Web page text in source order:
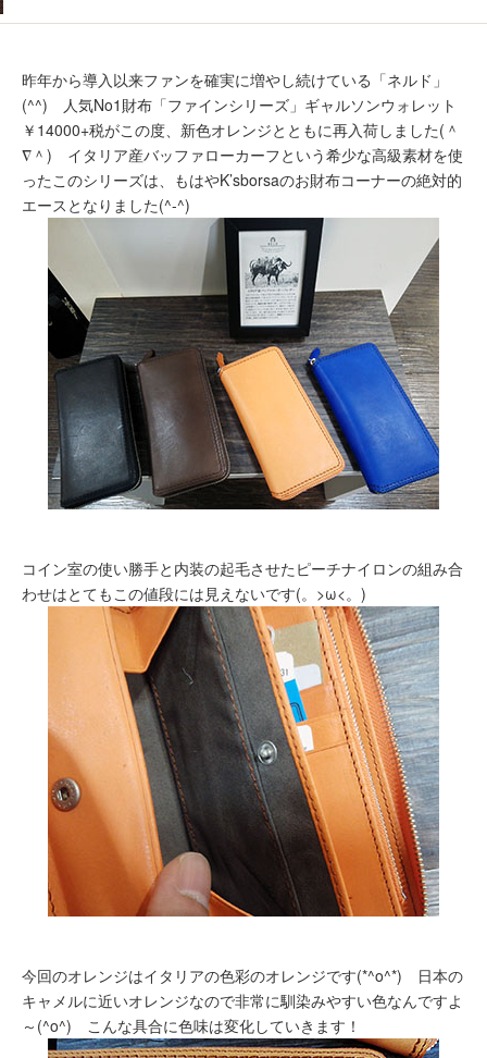
昨年から導入以来ファンを確実に増やし続けている「ネルド」
(^^) 人気No1財布「ファインシリーズ」ギャルソンウォレット
￥14000+税がこの度、新色オレンジとともに再入荷しました(＾
∇＾) イタリア産バッファローカーフという希少な高級素材を使
ったこのシリーズは、もはやK’sborsaのお財布コーナーの絶対的
エースとなりました(^-^)
コイン室の使い勝手と内装の起毛させたピーチナイロンの組み合
わせはとてもこの値段には見えないです(。>ω<。)
今回のオレンジはイタリアの色彩のオレンジです(*^o^*) 日本の
キャメルに近いオレンジなので非常に馴染みやすい色なんですよ
～(^o^) こんな具合に色味は変化していきます！